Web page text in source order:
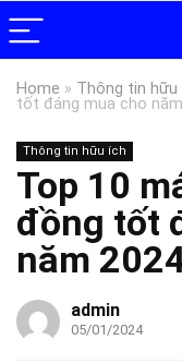
Home » Thông tin hữu
tốt đáng mua cho
Thông tin hữu ích
Top 10
đồng tốt
năm
admin
05/01/2024